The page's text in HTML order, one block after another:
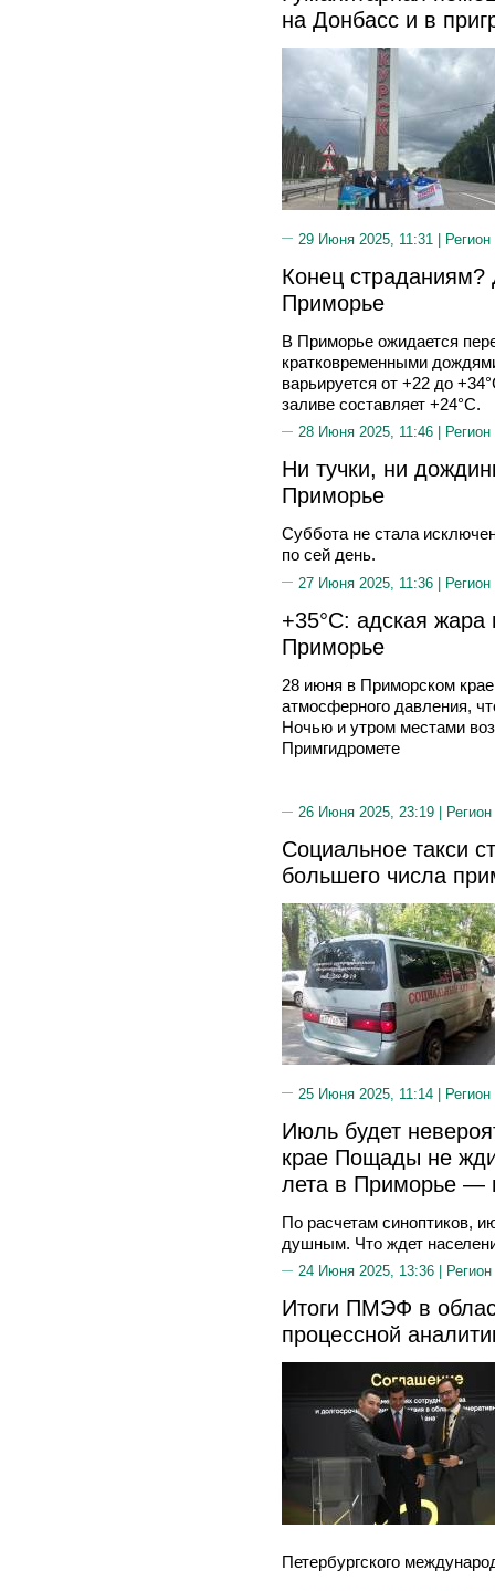
на Донбасс и в
29 Июня 2025, 11:31 | Регион
Конец страданиям?
Приморье
В Приморье ожидается
кратковременными
варьируется от +22 до
заливе составляет +24°C.
28 Июня 2025, 11:46 |
Ни тучки, ни
Приморье
Суббота не стала
по сей день.
27 Июня 2025, 11:36 | Регион
+35°C: адская
Приморье
28 июня в Приморском
атмосферного давления,
Ночью и утром местами
Примгидромете
26 Июня 2025, 23:19 |
Социальное такси
большего числа
25 Июня 2025, 11:14 | Регион
Июль будет
крае Пощады не
лета в Приморье —
По расчетам синоптиков,
душным. Что ждет
24 Июня 2025, 13:36 |
Итоги ПМЭФ в
процессной
Петербургского